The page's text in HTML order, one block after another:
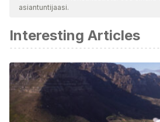
Fox E, Dutton K, Yates A, Georgiou
Attentional Control and
Intrusions in Pathological Worry.
2015 [consultado el 16 de agosto
Disponible en:
https://www.ncbi.nlm.nih.gov/pmc/
asiantuntijaasi.
Interesting Articles